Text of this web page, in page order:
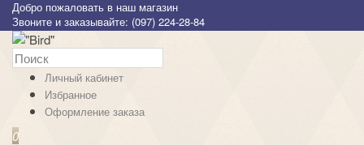
Добро пожаловать в наш магазин
Звоните и заказывайте: (097) 224-28-84
Личный кабинет
Избранное
Оформление заказа
0